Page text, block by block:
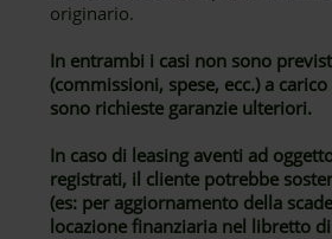
originario.
In entrambi i casi non sono
(commissioni, spese, ecc.) a
sono richieste garanzie ulteriori.
In caso di leasing aventi ad
registrati, il cliente potrebbe
(es: per aggiornamento della
locazione finanziaria nel libretto